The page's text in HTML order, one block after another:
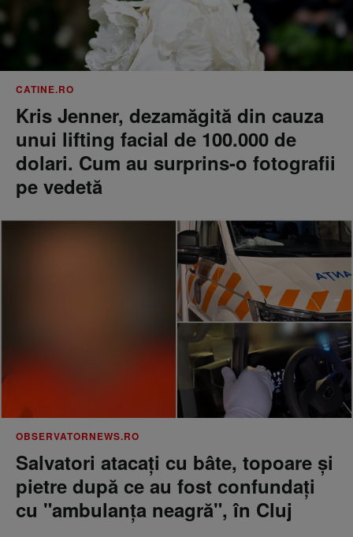
CATINE.RO
Kris Jenner, dezamăgită din cauza
unui lifting facial de 100.000 de
dolari. Cum au surprins-o fotografii
pe vedetă
OBSERVATORNEWS.RO
Salvatori atacaţi cu bâte, topoare şi
pietre după ce au fost confundaţi
cu "ambulanţa neagră", în Cluj